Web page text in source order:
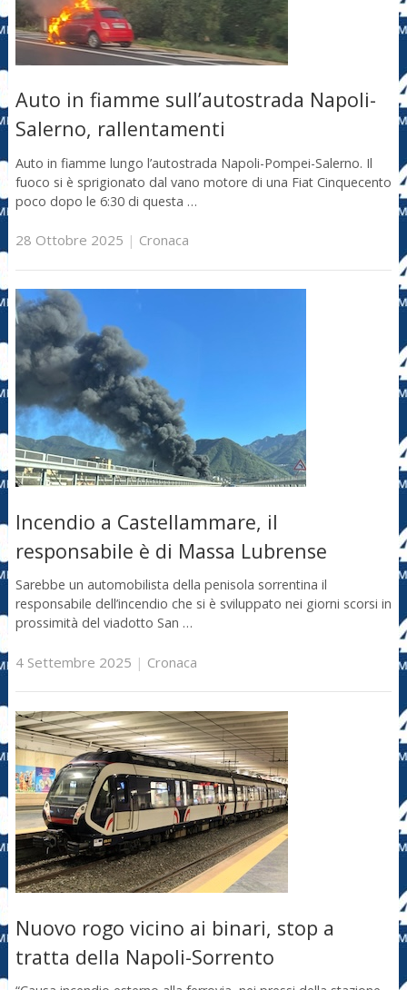
Auto in fiamme sull’autostrada Napoli-
Salerno, rallentamenti
Auto in fiamme lungo l’autostrada Napoli-Pompei-Salerno. Il
fuoco si è sprigionato dal vano motore di una Fiat Cinquecento
poco dopo le 6:30 di questa …
28 Ottobre 2025 | Cronaca
Incendio a Castellammare, il
responsabile è di Massa Lubrense
Sarebbe un automobilista della penisola sorrentina il
responsabile dell’incendio che si è sviluppato nei giorni scorsi in
prossimità del viadotto San …
4 Settembre 2025 | Cronaca
Nuovo rogo vicino ai binari, stop a
tratta della Napoli-Sorrento